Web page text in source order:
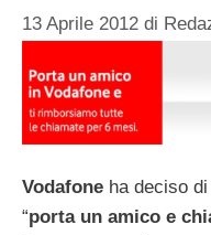
13 Aprile 2012 di
Vodafone ha deciso
“porta un amico e